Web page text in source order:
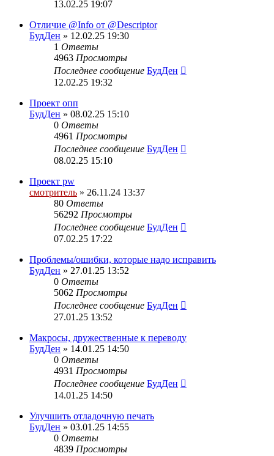
13.02.25 19:07
Отличие @Info от @Descriptor
БудДен » 12.02.25 19:30
1 Ответы
4963 Просмотры
Последнее сообщение БудДен
12.02.25 19:32
Проект опп
БудДен » 08.02.25 15:10
0 Ответы
4961 Просмотры
Последнее сообщение БудДен
08.02.25 15:10
Проект pw
смотритель » 26.11.24 13:37
80 Ответы
56292 Просмотры
Последнее сообщение БудДен
07.02.25 17:22
Проблемы/ошибки, которые надо исправить
БудДен » 27.01.25 13:52
0 Ответы
5062 Просмотры
Последнее сообщение БудДен
27.01.25 13:52
Макросы, дружественные к переводу
БудДен » 14.01.25 14:50
0 Ответы
4931 Просмотры
Последнее сообщение БудДен
14.01.25 14:50
Улучшить отладочную печать
БудДен » 03.01.25 14:55
0 Ответы
4839 Просмотры